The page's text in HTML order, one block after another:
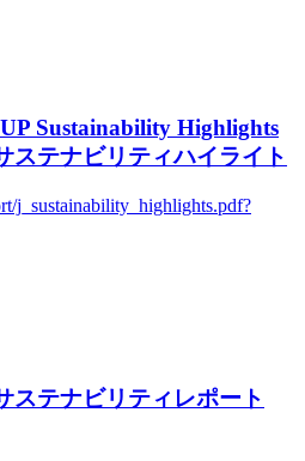
Sustainability Highlights
ステナビリティハイライト
j_sustainability_highlights.pdf?
ステナビリティレポート